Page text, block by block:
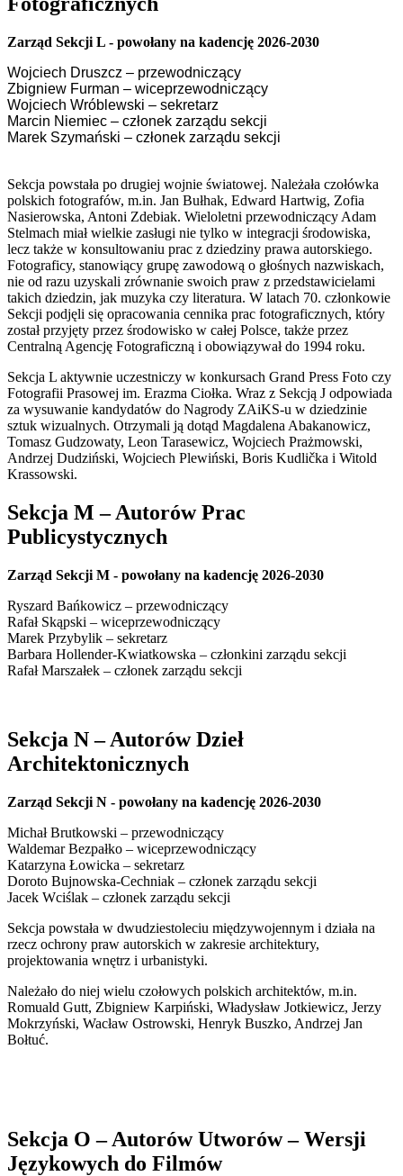
Zarząd Sekcji L - powołany na kadencję 2026-2030
Wojciech Druszcz – przewodniczący
Zbigniew Furman – wiceprzewodniczący
Wojciech Wróblewski – sekretarz
Marcin Niemiec – członek zarządu sekcji
Marek Szymański – członek zarządu sekcji
Sekcja powstała po drugiej wojnie światowej. Należała czołówka
polskich fotografów, m.in. Jan Bułhak, Edward Hartwig, Zofia
Nasierowska, Antoni Zdebiak. Wieloletni przewodniczący Adam
Stelmach miał wielkie zasługi nie tylko w integracji środowiska,
lecz także w konsultowaniu prac z dziedziny prawa autorskiego.
Fotograficy, stanowiący grupę zawodową o głośnych nazwiskach,
nie od razu uzyskali zrównanie swoich praw z przedstawicielami
takich dziedzin, jak muzyka czy literatura. W latach 70. członkowie
Sekcji podjęli się opracowania cennika prac fotograficznych, który
został przyjęty przez środowisko w całej Polsce, także przez
Centralną Agencję Fotograficzną i obowiązywał do 1994 roku.
Sekcja L aktywnie uczestniczy w konkursach Grand Press Foto czy
Fotografii Prasowej im. Erazma Ciołka. Wraz z Sekcją J odpowiada
za wysuwanie kandydatów do Nagrody ZAiKS-u w dziedzinie
sztuk wizualnych. Otrzymali ją dotąd Magdalena Abakanowicz,
Tomasz Gudzowaty, Leon Tarasewicz, Wojciech Prażmowski,
Andrzej Dudziński, Wojciech Plewiński, Boris Kudlička i Witold
Krassowski.
Sekcja M – Autorów Prac
Publicystycznych
Zarząd Sekcji M - powołany na kadencję 2026-2030
Ryszard Bańkowicz – przewodniczący
Rafał Skąpski – wiceprzewodniczący
Marek Przybylik – sekretarz
Barbara Hollender-Kwiatkowska – członkini zarządu sekcji
Rafał Marszałek – członek zarządu sekcji
Sekcja N – Autorów Dzieł
Architektonicznych
Zarząd Sekcji N - powołany na kadencję 2026-2030
Michał Brutkowski – przewodniczący
Waldemar Bezpałko – wiceprzewodniczący
Katarzyna Łowicka – sekretarz
Doroto Bujnowska-Cechniak – członek zarządu sekcji
Jacek Wciślak – członek zarządu sekcji
Sekcja powstała w dwudziestoleciu międzywojennym i działa na
rzecz ochrony praw autorskich w zakresie architektury,
projektowania wnętrz i urbanistyki.
Należało do niej wielu czołowych polskich architektów, m.in.
Romuald Gutt, Zbigniew Karpiński, Władysław Jotkiewicz, Jerzy
Mokrzyński, Wacław Ostrowski, Henryk Buszko, Andrzej Jan
Bołtuć.
Sekcja O – Autorów Utworów – Wersji
Językowych do Filmów